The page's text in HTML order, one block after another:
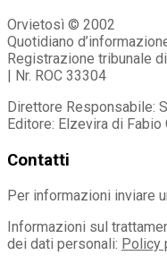
Orvietosì © 2002
Quotidiano
Registrazione tribunale
| Nr. ROC 33304
Direttore Responsabile:
Editore: Elzevira di Fabio
Contatti
Per informazioni inviare
Informazioni sul
dei dati personali: Policy